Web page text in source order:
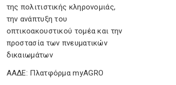
της πολιτιστικής κληρονομιάς,
την ανάπτυξη του
οπτικοακουστικού τομέα και την
προστασία των πνευματικών
δικαιωμάτων
ΑΑΔΕ: Πλατφόρμα myAGRO